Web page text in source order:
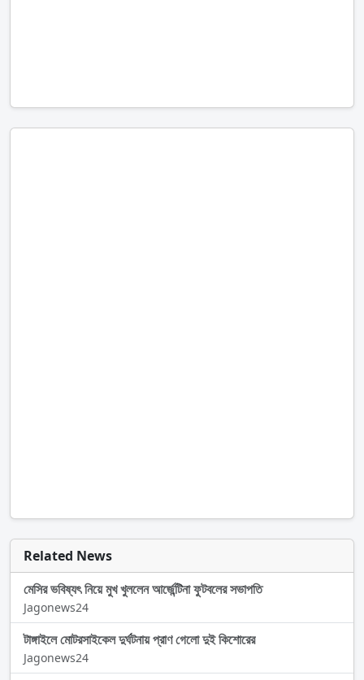
Related News
মেসির ভবিষ্যৎ নিয়ে মুখ খুললেন আর্জেন্টিনা ফুটবলের সভাপতি
Jagonews24
টাঙ্গাইলে মোটরসাইকেল দুর্ঘটনায় প্রাণ গেলো দুই কিশোরের
Jagonews24